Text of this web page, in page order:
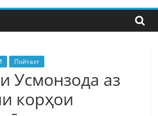
Пойтахт
Усмонзода аз
корҳои